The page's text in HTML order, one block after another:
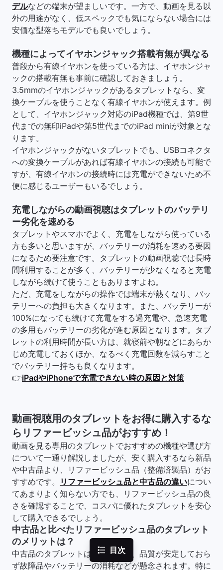
目次
デルなどの端末が望ましいです。一方で、動画を見る以
外の用途がなく、低スペックでも気にならない場合には
安価な型落ちモデルでも良いでしょう。
機種によってイヤホンジャック搭載有無が異なる
普段から有線イヤホンを使っている方は、イヤホンジャ
ックの搭載有無も事前に確認しておきましょう。
3.5mmのイヤホンジャックがあるタブレットなら、変
換ケーブルを使うことなく有線イヤホンが使えます。例
として、イヤホンジャック対応のiPad機種では、第9世
代までの無印iPadや第5世代までのiPad miniが対象とな
ります。
イヤホンジャックがないタブレットでも、USBコネクタ
への変換ケーブルがあれば有線イヤホンの接続も可能で
すが、有線イヤホンの接続時には充電ができないため不
便に感じるユーザーもいるでしょう。
充電しながらの動画視聴はタブレットのバッテリ
ー劣化を速める
タブレットやスマホでよく、充電をしながら使っている
方も多いと思いますが、バッテリーの消耗を速める要因
になるため要注意です。タブレットの動画視聴では長時
間利用することが多く、バッテリーが少なくなると充電
しながら続けて使うこともありますよね。
ただ、充電をしながらの操作では端末が熱くなり、バッ
テリーへの負担も大きくなります。また、バッテリーが
100%になっても続けて充電をする過充電や、急速充電
の多用もバッテリーの劣化が進む原因となります。タブ
レットの利用時間が長い方は、就寝前や朝などにあらか
じめ充電しておくほか、なるべく充電回数を減らすこと
でバッテリー持ちも良くなります。
👉iPadやiPhoneで充電できない時の原因と対策
動画視聴用のタブレットをお得に購入するな
らリファービッシュ品がおすすめ！
動画を見る専用のタブレットでおすすめの機種や選び方
について一通り解説しましたが、安く購入するなら新品
や中古品より、リファービッシュ品（整備済製品）がお
すすめです。
リファービッシュ品と中古品の違いについ
てあまりよく知らない方でも、リファービッシュ品の良
さを確認することで、コスパに優れたタブレットを安心
して購入できるでしょう。
中古品と比べたリファービッシュ品のタブレット
のメリットは？
中古品のタブレットは安価ですが、品質が安定しておら
ず故障品やバッテリーの消耗などが懸念されます。特に